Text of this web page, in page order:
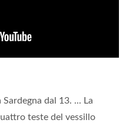
dal 13. ... La
teste del vessillo